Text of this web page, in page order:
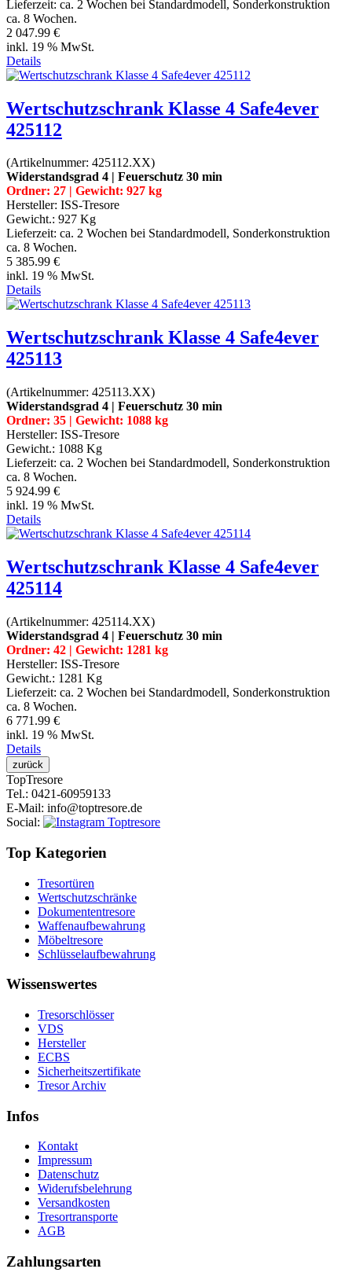
Lieferzeit: ca. 2 Wochen bei Standardmodell, Sonderkonstruktion
ca. 8 Wochen.
2 047.99 €
inkl. 19 % MwSt.
Details
Wertschutzschrank Klasse 4 Safe4ever
425112
(Artikelnummer: 425112.XX)
Widerstandsgrad 4 | Feuerschutz 30 min
Ordner: 27 | Gewicht: 927 kg
Hersteller: ISS-Tresore
Gewicht.: 927 Kg
Lieferzeit: ca. 2 Wochen bei Standardmodell, Sonderkonstruktion
ca. 8 Wochen.
5 385.99 €
inkl. 19 % MwSt.
Details
Wertschutzschrank Klasse 4 Safe4ever
425113
(Artikelnummer: 425113.XX)
Widerstandsgrad 4 | Feuerschutz 30 min
Ordner: 35 | Gewicht: 1088 kg
Hersteller: ISS-Tresore
Gewicht.: 1088 Kg
Lieferzeit: ca. 2 Wochen bei Standardmodell, Sonderkonstruktion
ca. 8 Wochen.
5 924.99 €
inkl. 19 % MwSt.
Details
Wertschutzschrank Klasse 4 Safe4ever
425114
(Artikelnummer: 425114.XX)
Widerstandsgrad 4 | Feuerschutz 30 min
Ordner: 42 | Gewicht: 1281 kg
Hersteller: ISS-Tresore
Gewicht.: 1281 Kg
Lieferzeit: ca. 2 Wochen bei Standardmodell, Sonderkonstruktion
ca. 8 Wochen.
6 771.99 €
inkl. 19 % MwSt.
Details
TopTresore
Tel.: 0421-60959133
E-Mail: info@toptresore.de
Social:
Top Kategorien
Tresortüren
Wertschutzschränke
Dokumententresore
Waffenaufbewahrung
Möbeltresore
Schlüsselaufbewahrung
Wissenswertes
Tresorschlösser
VDS
Hersteller
ECBS
Sicherheitszertifikate
Tresor Archiv
Infos
Kontakt
Impressum
Datenschutz
Widerufsbelehrung
Versandkosten
Tresortransporte
AGB
Zahlungsarten